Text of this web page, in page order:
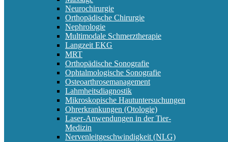
Neurochirurgie
Orthopädische Chirurgie
Nephrologie
Multimodale Schmerztherapie
Langzeit EKG
MRT
Orthopädische Sonografie
Ophtalmologische Sonografie
Osteoarthrosemanagement
Lahmheitsdiagnostik
Mikroskopische Hautuntersuchungen
Ohrerkrankungen (Otologie)
Laser-Anwendungen in der Tier-
Medizin
Nervenleitgeschwindigkeit (NLG)